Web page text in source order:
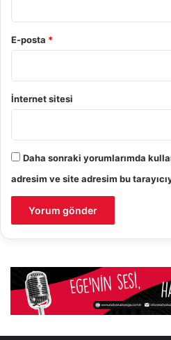
E-posta *
İnternet sitesi
Daha sonraki yorumlarımda
adresim ve site adresim bu